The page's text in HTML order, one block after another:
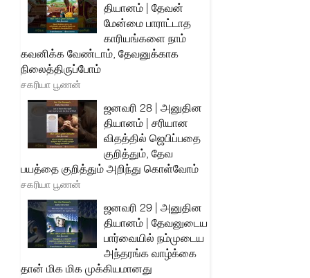
தியானம் | தேவன்
மேன்மை பாராட்டாத
காரியங்களை நாம்
கவனிக்க வேண்டாம், தேவனுக்காக
நிலைத்திருப்போம்
சகரியா பூணன்
ஜனவரி 28 | அனுதின
தியானம் | சரியான
விதத்தில் ஜெபிப்பதை
குறித்தும், தேவ
பயத்தை குறித்தும் அறிந்து கொள்வோம்
சகரியா பூணன்
ஜனவரி 29 | அனுதின
தியானம் | தேவனுடைய
பார்வையில் நம்முடைய
அந்தரங்க வாழ்க்கை
தான் மிக மிக முக்கியமானது